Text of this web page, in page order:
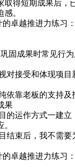
取得短期成果后，
。
的卓越推进力练习
固成果时常见行
对接受和体现项
依靠老板的支持及
果
的运作方式一建
结束后，我不需要
的卓越推进力练习